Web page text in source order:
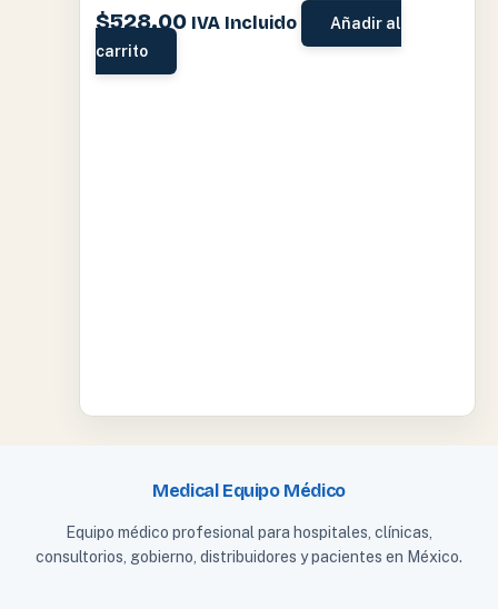
$528.00 IVA Incluido
Añadir al
carrito
Medical Equipo Médico
Equipo médico profesional para hospitales, clínicas,
consultorios, gobierno, distribuidores y pacientes en México.